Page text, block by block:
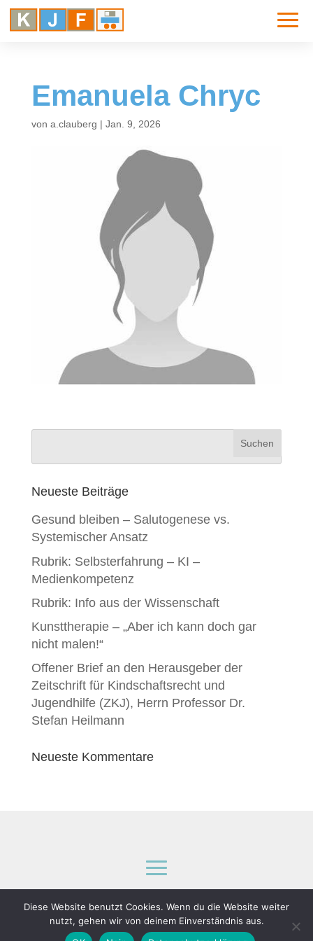
Emanuela Chryc
von a.clauberg | Jan. 9, 2026
Neueste Beiträge
Gesund bleiben – Salutogenese vs.
Systemischer Ansatz
Rubrik: Selbsterfahrung – KI –
Medienkompetenz
Rubrik: Info aus der Wissenschaft
Kunsttherapie – „Aber ich kann doch gar
nicht malen!“
Offener Brief an den Herausgeber der
Zeitschrift für Kindschaftsrecht und
Jugendhilfe (ZKJ), Herrn Professor Dr.
Stefan Heilmann
Neueste Kommentare
Diese Website benutzt Cookies. Wenn du die Website weiter
nutzt, gehen wir von deinem Einverständnis aus.